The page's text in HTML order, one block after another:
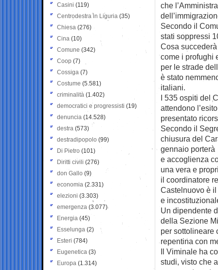
che
Secondo il
stati soppressi
Cosa
come i profughi
per le strade
è stato
italiani.
I 535 ospiti del
attendono
presentato
Secondo il
chiusura del
gennaio porterà
e accoglienza
una vera e
il coordinatore
Castelnuovo è
e
Un dipendente
della Sezione
per sottolineare
repentina con
Il Viminale ha
studi, visto che
Casini (119)
Centrodestra in Liguria (35)
Chiesa (276)
Cina (10)
Comune (342)
Coop (7)
Cossiga (7)
Costume (5.581)
criminalità (1.402)
democratici e progressisti (19)
denuncia (14.528)
destra (573)
destradipopolo (99)
Di Pietro (101)
Diritti civili (276)
don Gallo (9)
economia (2.331)
elezioni (3.303)
emergenza (3.077)
Energia (45)
Esselunga (2)
Esteri (784)
Eugenetica (3)
Europa (1.314)